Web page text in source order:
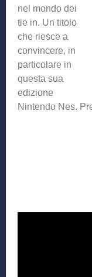
nel mondo dei
tie in. Un titolo
che riesce a
convincere, in
particolare in
questa sua
edizione
Nintendo Nes.